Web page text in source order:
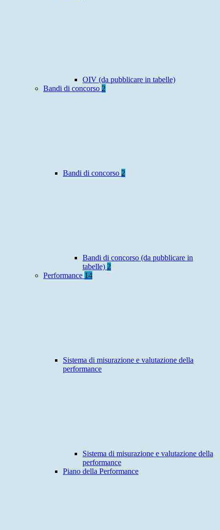
OIV (da pubblicare in tabelle)
Bandi di concorso 2
Bandi di concorso 2
Bandi di concorso (da pubblicare in
tabelle) 2
Performance 14
Sistema di misurazione e valutazione della
performance
Sistema di misurazione e valutazione della
performance
Piano della Performance